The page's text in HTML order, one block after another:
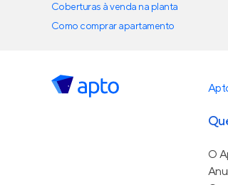
Coberturas à venda na planta
Como comprar apartamento
O